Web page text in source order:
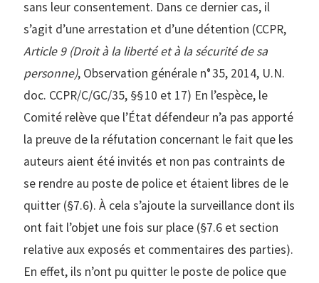
sans leur consentement. Dans ce dernier cas, il
s’agit d’une arrestation et d’une détention (CCPR,
Article 9 (Droit à la liberté et à la sécurité de sa
personne), Observation générale n° 35, 2014, U.N.
doc. CCPR/C/GC/35, §§ 10 et 17) En l’espèce, le
Comité relève que l’État défendeur n’a pas apporté
la preuve de la réfutation concernant le fait que les
auteurs aient été invités et non pas contraints de
se rendre au poste de police et étaient libres de le
quitter (§7.6). À cela s’ajoute la surveillance dont ils
ont fait l’objet une fois sur place (§7.6 et section
relative aux exposés et commentaires des parties).
En effet, ils n’ont pu quitter le poste de police que